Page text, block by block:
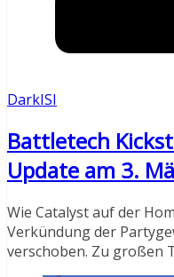
DarkISI
Battletech
Update am 3.
Wie Catalyst auf der
Verkündung der
verschoben. Zu großen